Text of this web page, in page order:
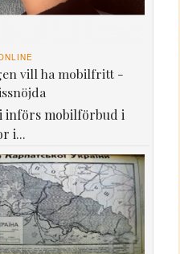
vill ha mobilfritt -
införs mobilförbud i
i...